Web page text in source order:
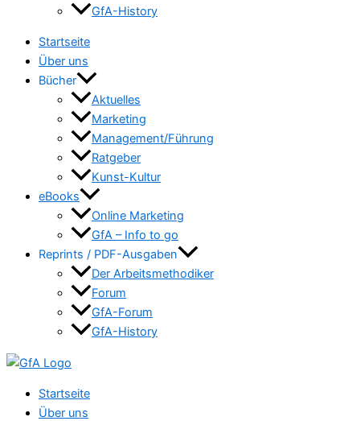
GfA-History
Startseite
Über uns
Bücher
Aktuelles
Marketing
Management/Führung
Ratgeber
Kunst-Kultur
eBooks
Online Marketing
GfA – Info to go
Reprints / PDF-Ausgaben
Der Arbeitsmethodiker
Forum
GfA-Forum
GfA-History
Startseite
Über uns